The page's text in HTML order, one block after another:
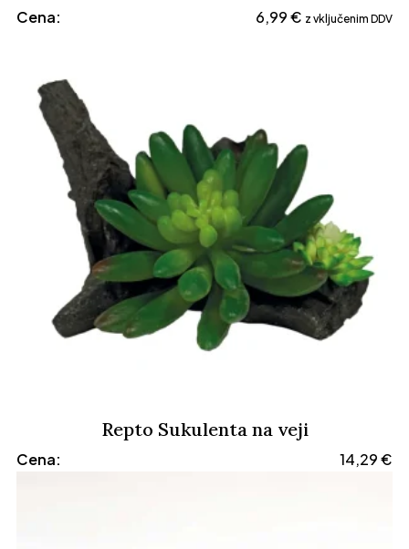
Cena: 6,99€ z vključenim DDV
Repto Sukulenta na veji
Cena: 14,29€